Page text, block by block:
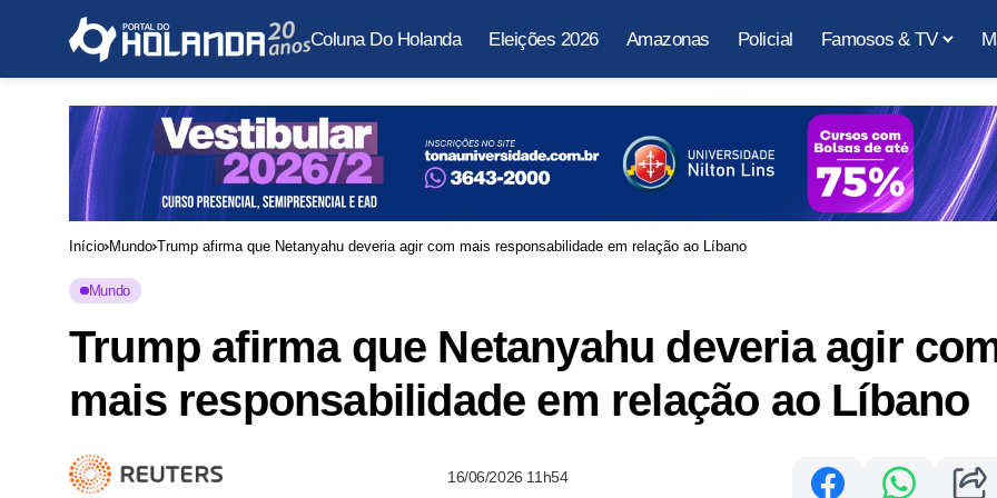
Coluna Do Holanda Eleições 2026 Amazonas Policial Famosos & TV
Início Mundo Trump afirma que Netanyahu deveria agir com mais responsabilidade em relação ao Líbano
Mundo
Trump afirma que Netanyahu deveria agir
mais responsabilidade em relação ao Líbano
16/06/2026 11h54